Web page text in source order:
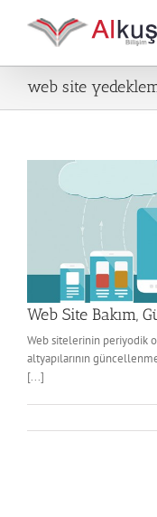
web site
Web Site Bakım,
Web sitelerinin periyodik
altyapılarının
[...]